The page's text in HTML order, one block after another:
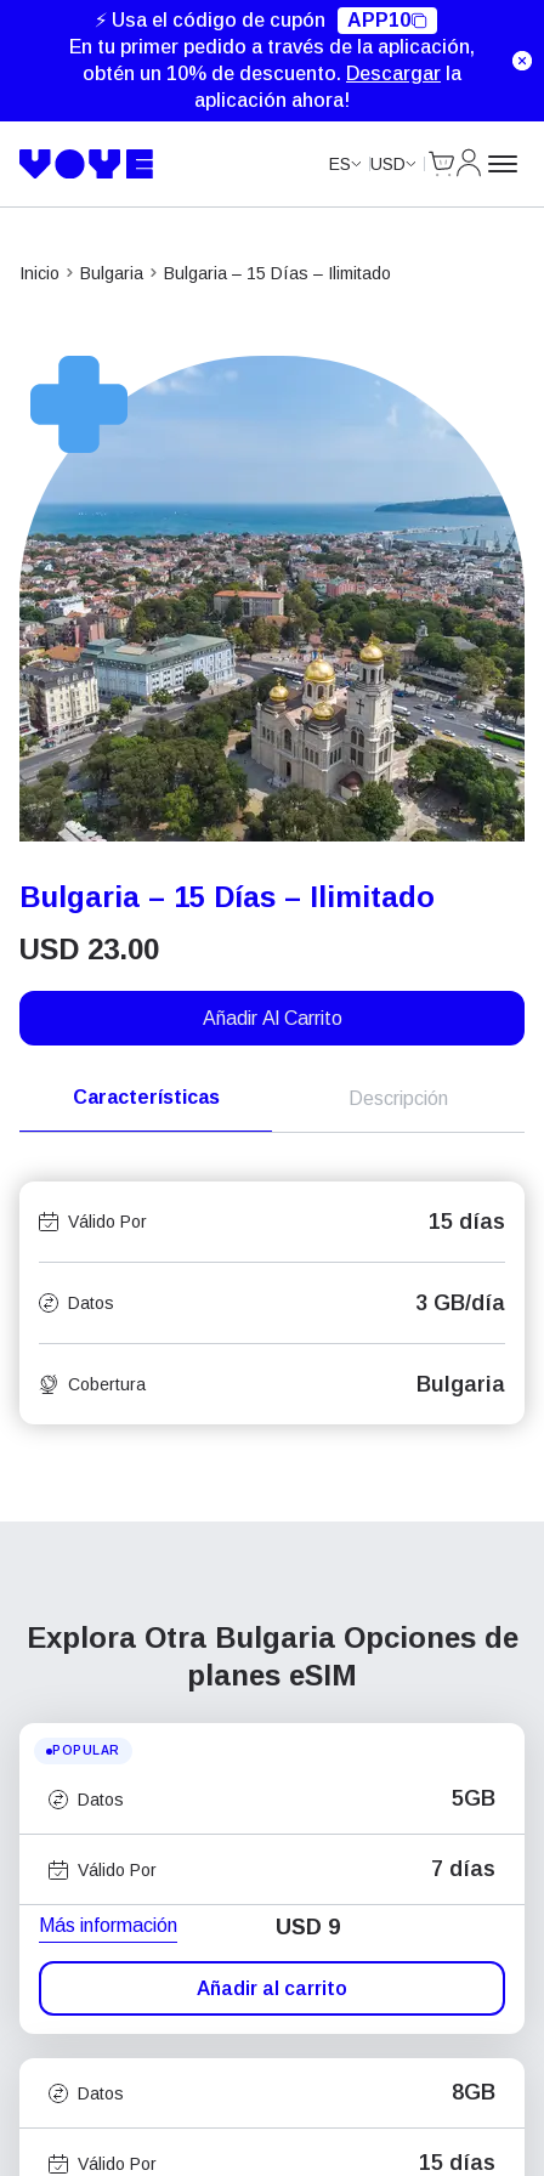
⚡ Usa el código de cupón
APP10
En tu primer pedido a través de la aplicación,
obtén un 10% de descuento. Descargar la
aplicación ahora!
ES USD
Inicio Bulgaria Bulgaria – 15 Días – Ilimitado
Bulgaria – 15 Días – Ilimitado
USD 23.00
Añadir Al Carrito
Características Descripción
Válido Por 15 días
Datos 3 GB/día
Cobertura Bulgaria
Explora Otra Bulgaria Opciones de
planes eSIM
POPULAR
Datos 5GB
Válido Por 7 días
Más información USD 9
Añadir al carrito
Datos 8GB
Válido Por 15 días
Unlimited Data